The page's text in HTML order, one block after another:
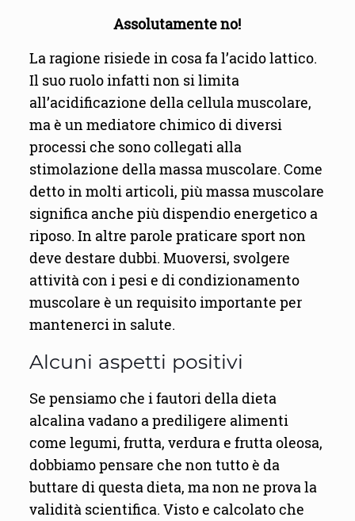
Assolutamente no!
La ragione risiede in cosa fa l’acido lattico.
Il suo ruolo infatti non si limita
all’acidificazione della cellula muscolare,
ma è un mediatore chimico di diversi
processi che sono collegati alla
stimolazione della massa muscolare. Come
detto in molti articoli, più massa muscolare
significa anche più dispendio energetico a
riposo. In altre parole praticare sport non
deve destare dubbi. Muoversi, svolgere
attività con i pesi e di condizionamento
muscolare è un requisito importante per
mantenerci in salute.
Alcuni aspetti positivi
Se pensiamo che i fautori della dieta
alcalina vadano a prediligere alimenti
come legumi, frutta, verdura e frutta oleosa,
dobbiamo pensare che non tutto è da
buttare di questa dieta, ma non ne prova la
validità scientifica. Visto e calcolato che